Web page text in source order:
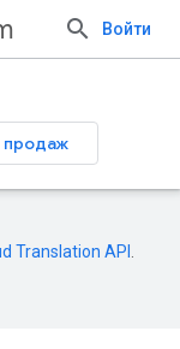
Войти
продаж
Translation API